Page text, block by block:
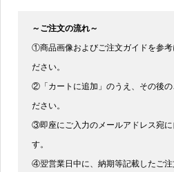
～ご注文の流れ～
①商品画像およびご注文ガイドを参考
ださい。
②「カートに追加」のうえ、その後の
ださい。
③即座にご入力のメールアドレス宛に
す。
④翌営業日中に、納期等記載したご注